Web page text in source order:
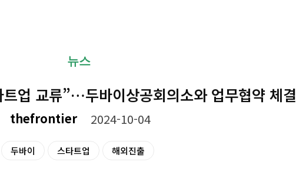
뉴스
업 교류”…두바이상공회의소와 업무협약 체결
thefrontier 2024-10-04
두바이 스타트업 해외진출